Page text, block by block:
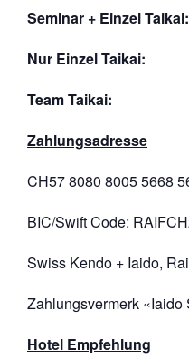
Seminar + Einzel
Nur Einzel Taikai:
Team Taikai:
Zahlungsadresse
CH57 8080 8005 5668
BIC/Swift Code:
Swiss Kendo + Iaido,
Zahlungsvermerk «Iaido
Hotel Empfehlung